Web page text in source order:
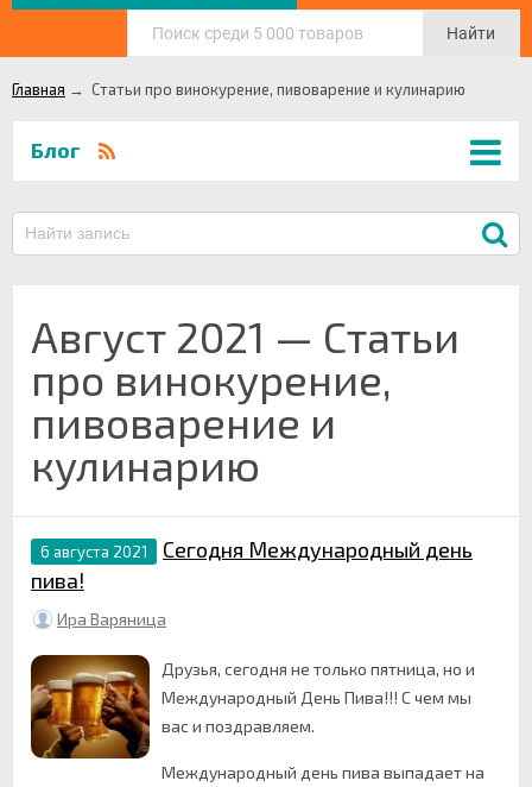
Найти
Главная → Статьи про винокурение, пивоварение и кулинарию
Блог
Август 2021 — Статьи
про винокурение,
пивоварение и
кулинарию
6 августа 2021
Сегодня Международный день
пива!
Ира Варяница
Друзья, сегодня не только пятница, но и
Международный День Пива!!! С чем мы
вас и поздравляем.
Международный день пива выпадает на